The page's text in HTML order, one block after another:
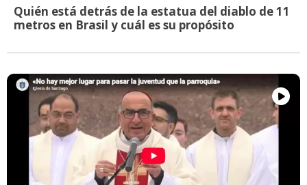
Quién está detrás de la estatua del diablo de 11
metros en Brasil y cuál es su propósito